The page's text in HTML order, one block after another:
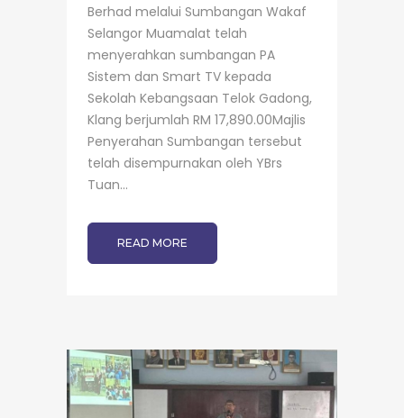
Berhad melalui Sumbangan Wakaf
Selangor Muamalat telah
menyerahkan sumbangan PA
Sistem dan Smart TV kepada
Sekolah Kebangsaan Telok Gadong,
Klang berjumlah RM 17,890.00Majlis
Penyerahan Sumbangan tersebut
telah disempurnakan oleh YBrs
Tuan...
READ MORE